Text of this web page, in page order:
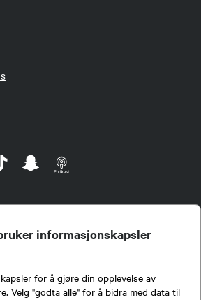
informasjonskapsler
for å gjøre din opplevelse av
Velg "godta alle" for å bidra med data til
viktigste miljøene for formidling av kunnskap om jakt og
organisasjon, men har et sterkt jakt-, fiske-, og